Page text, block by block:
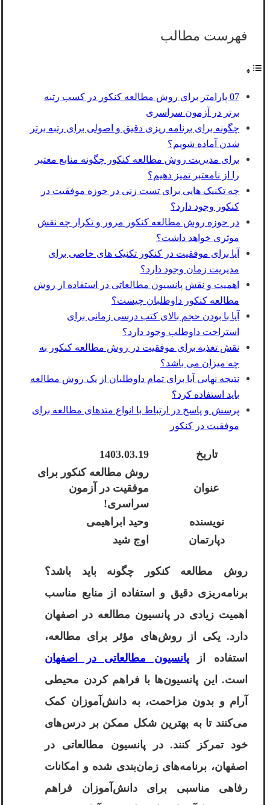
فهرست مطالب
07 پارامتر برای روش مطالعه کنکور در کسب رتبه
برتر در آزمون سراسری
چگونه برای برنامه ریزی دقیق و اصولی برای رتبه برتر
شدن آماده شویم؟
برای مدیریت روش مطالعه کنکور چگونه منابع معتبر
را از نامعتبر تمیز دهیم؟
چه تکنیک هایی برای تست زنی در حوزه موفقیت در
کنکور وجود دارد؟
در حوزه روش مطالعه کنکور مرور و تکرار چه نقش
موثری خواهد داشت؟
آیا برای موفقیت در کنکور تکنیک های خاصی برای
مدیریت زمان وجود دارد؟
اهمیت و نقش پانسیون مطالعاتی در استفاده از روش
مطالعه کنکور داوطلبان چیست؟
آیا با بودن حجم بالای کتب درسی زمانی برای
استراحت داوطلب وجود دارد؟
نقش تغذیه برای موفقیت در روش مطالعه کنکور به
چه میزان می باشد؟
نتیجه نهایی آیا برای تمام داوطلبان از یک روش مطالعه
باید استفاده کرد؟
پرسش و پاسخ در ارتباط با انواع متدهای مطالعه برای
موفقیت در کنکور
تاریخ 1403.03.19
عنوان
روش مطالعه کنکور برای
موفقیت در آزمون
سراسری!
نویسنده
وحید ابراهیمی
دپارتمان
اوج شید
روش مطالعه کنکور چگونه باید باشد؟
برنامه‌ریزی دقیق و استفاده از منابع مناسب
اهمیت زیادی در پانسیون مطالعه در اصفهان
دارد. یکی از روش‌های مؤثر برای مطالعه،
استفاده ازپانسیون مطالعاتی در اصفهان
است. این پانسیون‌ها با فراهم کردن محیطی
آرام و بدون مزاحمت، به دانش‌آموزان کمک
می‌کنند تا به بهترین شکل ممکن بر درس‌های
خود تمرکز کنند. در پانسیون مطالعاتی در
اصفهان، برنامه‌های زمان‌بندی شده و امکانات
رفاهی مناسبی برای دانش‌آموزان فراهم